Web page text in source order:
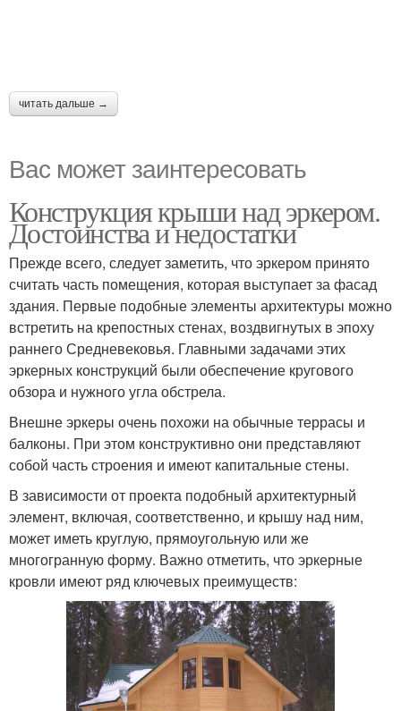
читать дальше →
Вас может заинтересовать
Конструкция крыши над эркером.
Достоинства и недостатки
Прежде всего, следует заметить, что эркером принято
считать часть помещения, которая выступает за фасад
здания. Первые подобные элементы архитектуры можно
встретить на крепостных стенах, воздвигнутых в эпоху
раннего Средневековья. Главными задачами этих
эркерных конструкций были обеспечение кругового
обзора и нужного угла обстрела.
Внешне эркеры очень похожи на обычные террасы и
балконы. При этом конструктивно они представляют
собой часть строения и имеют капитальные стены.
В зависимости от проекта подобный архитектурный
элемент, включая, соответственно, и крышу над ним,
может иметь круглую, прямоугольную или же
многогранную форму. Важно отметить, что эркерные
кровли имеют ряд ключевых преимуществ: